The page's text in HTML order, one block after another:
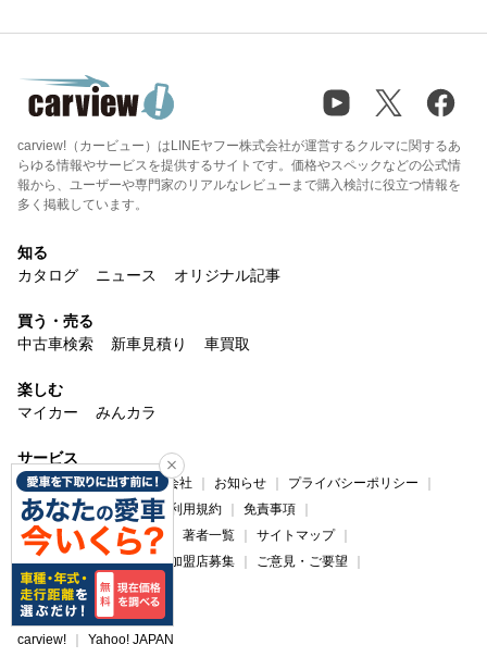
carview!（カービュー）はLINEヤフー株式会社が運営するクルマに関するあ
らゆる情報やサービスを提供するサイトです。価格やスペックなどの公式情
報から、ユーザーや専門家のリアルなレビューまで購入検討に役立つ情報を
多く掲載しています。
知る
カタログ
ニュース オリジナル記事
買う・売る
中古車検索
新車見積り 車買取
楽しむ
マイカー
みんカラ
サービス
carview!について 運営会社 お知らせ
プライバシーポリシー
プライバシーセンター
利用規約
免責事項
コンテンツ制作ポリシー
著者一覧
サイトマップ
広告掲載について
法人加盟店募集
ご意見・ご要望
ヘルプ・お問い合わせ
carview! Yahoo! JAPAN